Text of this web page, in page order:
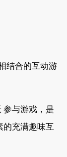
结合的互动游
参与游戏，是
的充满趣味互